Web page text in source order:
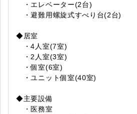
・エレベーター(2台)
・避難用螺旋式すべり台(2台)
◆居室
・4人室(7室)
・2人室(3室)
・個室(6室)
・ユニット個室(40室)
◆主要設備
・医務室